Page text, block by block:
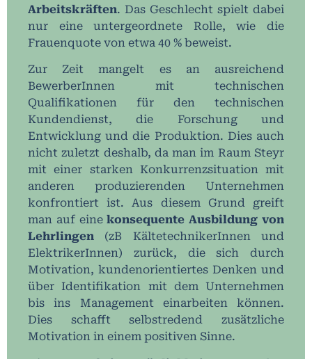
Arbeitskräften. Das Geschlecht spielt dabei
nur eine untergeordnete Rolle, wie die
Frauenquote von etwa 40 % beweist.
Zur Zeit mangelt es an ausreichend
BewerberInnen mit technischen
Qualifikationen für den technischen
Kundendienst, die Forschung und
Entwicklung und die Produktion. Dies auch
nicht zuletzt deshalb, da man im Raum Steyr
mit einer starken Konkurrenzsituation mit
anderen produzierenden Unternehmen
konfrontiert ist. Aus diesem Grund greift
man auf einekonsequente Ausbildung von
Lehrlingen (zB KältetechnikerInnen und
ElektrikerInnen) zurück, die sich durch
Motivation, kundenorientiertes Denken und
über Identifikation mit dem Unternehmen
bis ins Management einarbeiten können.
Dies schafft selbstredend zusätzliche
Motivation in einem positiven Sinne.